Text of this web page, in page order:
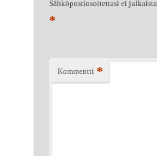
Sähköpostiosoitettasi ei julkaista.
*
Kommentti *